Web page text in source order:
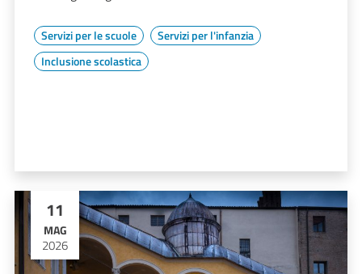
Servizi per le scuole
Servizi per l'infanzia
Inclusione scolastica
11
MAG
2026